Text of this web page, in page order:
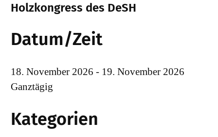
Holzkongress des DeSH
Datum/Zeit
18. November 2026 - 19. November 2026
Ganztägig
Kategorien